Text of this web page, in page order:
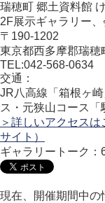
瑞穂町 郷土資料館
2F展示ギャラリー
〒190-1202
東京都西多摩郡瑞
TEL:042-568-0634
交通：
JR八高線「箱根ヶ
ス・元狭山コース
＞詳しいアクセス
サイト）
ギャラリートーク
現在、開催期間中の